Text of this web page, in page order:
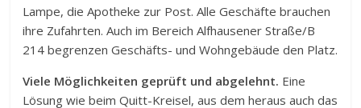
Lampe, die Apotheke zur Post. Alle Geschäfte brauchen
ihre Zufahrten. Auch im Bereich Alfhausener Straße/B
214 begrenzen Geschäfts- und Wohngebäude den Platz.
Viele Möglichkeiten geprüft und abgelehnt. Eine
Lösung wie beim Quitt-Kreisel, aus dem heraus auch das